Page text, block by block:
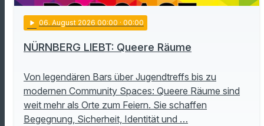
play_arrow 06. August 2026 00:00 · 00:00
NÜRNBERG LIEBT: Queere Räume
Von legendären Bars über Jugendtreffs bis zu
modernen Community Spaces: Queere Räume sind
weit mehr als Orte zum Feiern. Sie schaffen
Begegnung, Sicherheit, Identität und …